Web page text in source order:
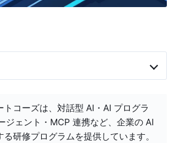
トコーズは、対話型 AI・AI プログラ
ジェント・MCP 連携など、企業の AI
研修プログラムを提供しています。